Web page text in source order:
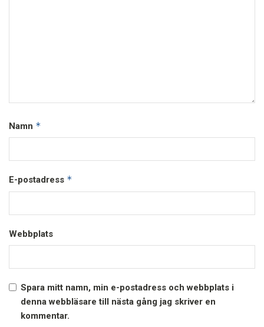
Namn *
E-postadress *
Webbplats
Spara mitt namn, min e-postadress och webbplats i
denna webbläsare till nästa gång jag skriver en
kommentar.